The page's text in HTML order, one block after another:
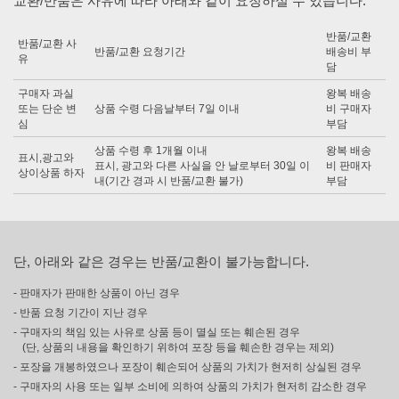
반품/교환 사
유
반품/교환 요청기간
반품/교환
배송비 부
담
구매자 과실
또는 단순 변
심
상품 수령 다음날부터 7일 이내
왕복 배송
비 구매자
부담
표시,광고와
상이상품 하자
상품 수령 후 1개월 이내
표시, 광고와 다른 사실을 안 날로부터 30일 이
내(기간 경과 시 반품/교환 불가)
왕복 배송
비 판매자
부담
단, 아래와 같은 경우는 반품/교환이 불가능합니다.
- 판매자가 판매한 상품이 아닌 경우
- 반품 요청 기간이 지난 경우
- 구매자의 책임 있는 사유로 상품 등이 멸실 또는 훼손된 경우
(단, 상품의 내용을 확인하기 위하여 포장 등을 훼손한 경우는 제외)
- 포장을 개봉하였으나 포장이 훼손되어 상품의 가치가 현저히 상실된 경우
- 구매자의 사용 또는 일부 소비에 의하여 상품의 가치가 현저히 감소한 경우